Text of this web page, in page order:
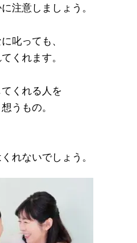
注意しましょう。
叱っても、
くれます。
くれる人を
うもの。
れないでしょう。